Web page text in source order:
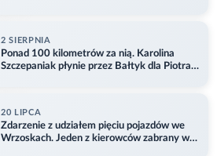
2 SIERPNIA
Ponad 100 kilometrów za nią. Karolina
Szczepaniak płynie przez Bałtyk dla Piotra.
20 LIPCA
Zdarzenie z udziałem pięciu pojazdów we
Wrzoskach. Jeden z kierowców zabrany w